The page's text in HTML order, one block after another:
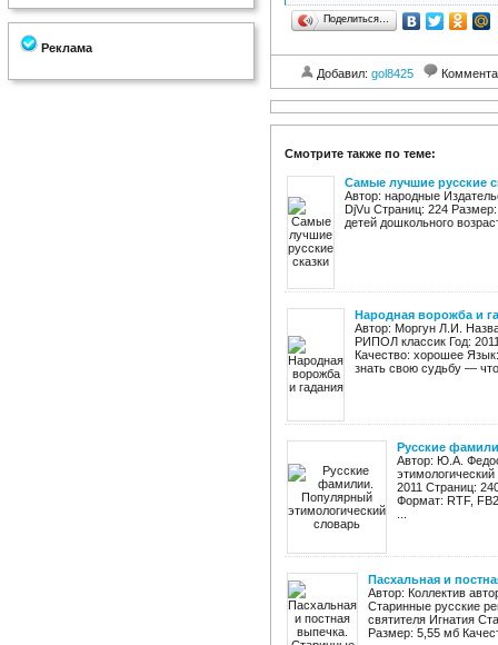
Реклама
Поделиться…
Добавил: gol8425
Смотрите также по теме:
Самые лучшие русские
Автор: народные
DjVu Cтраниц: 224
детей дошкольного
Народная ворожба и
Автор: Моргун Л.И.
РИПОЛ классик Год:
Качество: хорошее
знать свою судьбу —
Русские
Автор: Ю.А.
2011 Страниц:
Формат: RTF,
Пасхальная и
Автор: Коллектив
Старинные русские
святителя Игнатия
Размер: 5,55 мб